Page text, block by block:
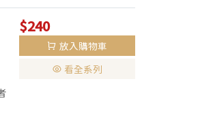
$240
放入購物車
看全系列